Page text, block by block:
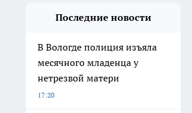
Последние новости
В Вологде полиция изъяла
месячного младенца у
нетрезвой матери
17:20